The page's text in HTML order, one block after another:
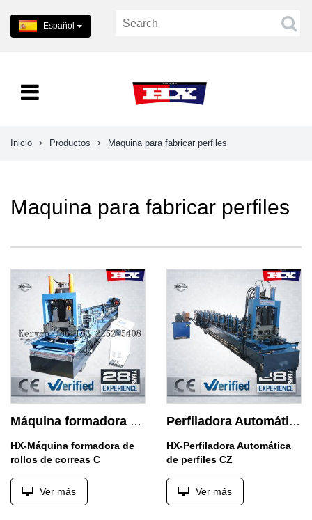
Español
Inicio Productos Maquina para fabricar perfiles
Maquina para fabricar perfiles
Máquina formadora de rollos de correas C
HX-Máquina formadora de
rollos de correas C
Ver más
Perfiladora Automática de perfiles CZ
HX-Perfiladora Automática
de perfiles CZ
Ver más